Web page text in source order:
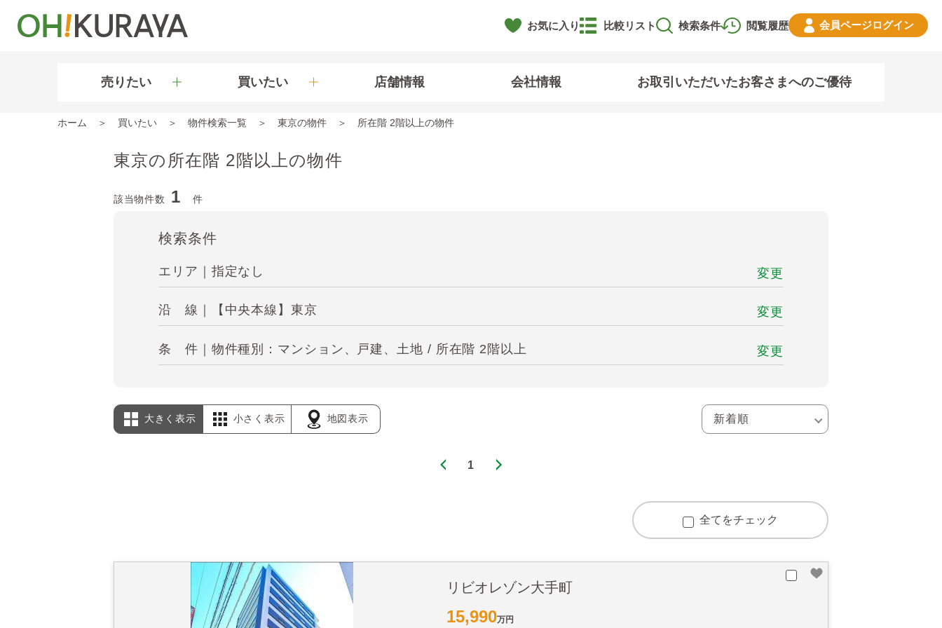
お気に入り 閲覧履歴
比較リスト 検索条件 会員ページログイン
売りたい 買いたい 店舗情報 会社情報 お取引いただいたお客さまへのご優待
ホーム 買いたい 物件検索一覧 東京の物件 所在階 2階以上の物件
東京の所在階 2階以上の物件
該当物件数 1 件
検索条件
エリア｜指定なし 変更
沿 線｜【中央本線】東京 変更
条 件｜物件種別：マンション、戸建、土地 / 所在階 2階以上 変更
大きく表示 小さく表示 地図表示
1
全てをチェック
リビオレゾン大手町
15,990万円